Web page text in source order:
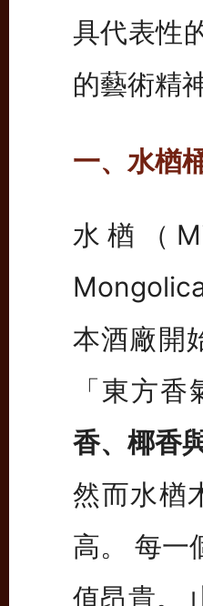
具代表性
的藝術精神
一、水楢
水楢（
本酒廠開
「東方
香、椰香
然而水楢
高。 每一
值昂貴。